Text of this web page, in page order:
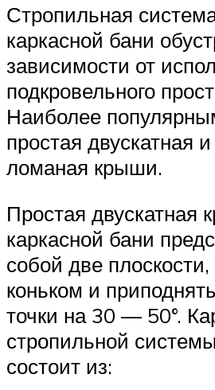
Стропильная
каркасной бани
зависимости от
подкровельного
Наиболее
простая двускатная
ломаная крыши.
Простая двускатная
каркасной бани
собой две
коньком и
точки на 30 — 50°.
стропильной
состоит из: